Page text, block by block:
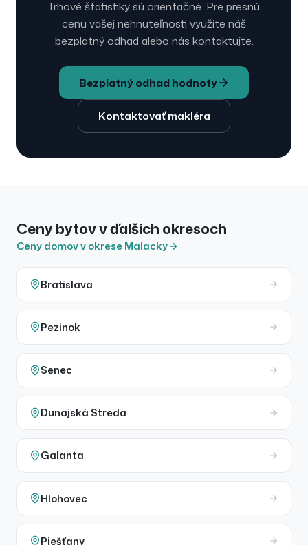
Trhové štatistiky sú orientačné. Pre presnú
cenu vašej nehnuteľnosti využite náš
bezplatný odhad alebo nás kontaktujte.
Bezplatný odhad hodnoty
Kontaktovať makléra
Cenybytovv ďalších okresoch
Ceny domovv okreseMalacky
Bratislava
Pezinok
Senec
Dunajská Streda
Galanta
Hlohovec
Piešťany